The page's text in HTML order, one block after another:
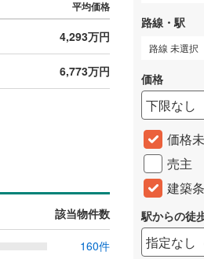
平均価格
4,293万円
6,773万円
該当物件数
160件
路線・駅
路線 未選択
価格
下限なし
価格
売主
建築
駅からの徒
指定なし